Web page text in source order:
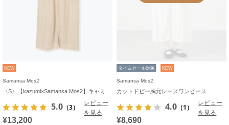
NEW
Samansa Mos2
5.0 （3）
レビュー
を見る
¥13,200
タイムセール対象 NEW
Samansa Mos2
カットドビー胸元レースワンピース
4.0 （1）
レビュー
を見る
¥8,690